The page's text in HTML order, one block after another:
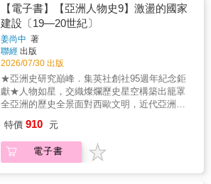
的安全與便利。作為「文化集散中心」，帝國
使不同血統、文化背景的知識人、工匠與商人
互通有無，累積的技術與資訊被活用於統治，
也深刻改變各地文化景觀與社會生活。書中介
紹的每一位人物都呼吸過蒙古時代的空氣，他
們活躍的地點從西方的摩洛哥到東方的日本不
等。雖然各人與帝國的關聯性、立場與區域不
同，但若能從中體會他們的互動與影響，就能
主導權，改寫歐亞大陸歷史，並成為一個既推
動征服擴張，也促進文化與知識交融的跨域舞
台。【本卷主要人物】成吉思汗／忽必烈／拉
施德丁／關漢卿／王重陽／丘長春／北條泰時
／夢窗疏石／忠烈王／尼扎姆丁．奧里亞／加
化。• 鄭和：明代航海家，七下西洋，促進海上
貿易與朝貢。• 王陽明：明代思想家，心學創立
者，影響東亞儒學。• 李成桂：朝鮮建國者，確
立儒家治國秩序。• 足利義滿：室町幕府將軍，
推動政治與外交。• 黎聖宗：越南君主，振興新
儒教，強化中央集權。• 佩德羅．保提斯塔．布
拉斯克斯：菲律賓傳教士，推動天主教扎根。
《後蒙古時代的大陸與海洋》描繪十四至十七
世紀的亞洲，承接蒙古帝國統一歐亞後的世界
版圖。雖然蒙古帝國解體，但其影響依然深
與南亞，東亞係由明朝建立中央集權的華夷秩
序，海陸網絡則促進貿易與文化流通，塑造各
地近代「傳統」的文化結構。北元政權的蒙古
【電子書】【亞洲人物史9】激盪的國家
建設〔19—20世紀〕
姜尚中 著
聯經 出版
2026/07/30 出版
★亞洲史研究巔峰．集英社創社95週年紀念鉅
獻★人物如星，交織燦爛歷史星空構築出籠罩
全亞洲的歷史全景面對西歐文明，近代亞洲國
波瀾焦點人物傳記：• 崔濟愚：朝鮮知識分子與
改革者，致力於現代化與國家自強。• 朝鮮高
宗：朝鮮王朝末代君主，面對西方壓力與內政
特價 910 元
電子書